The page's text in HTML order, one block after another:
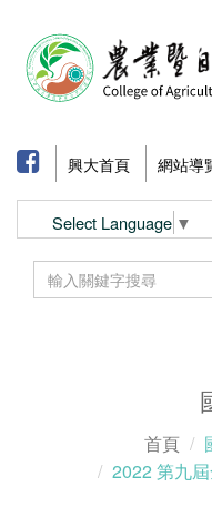
興大首頁 網站導
Select Language ▼
首頁
2022 第九